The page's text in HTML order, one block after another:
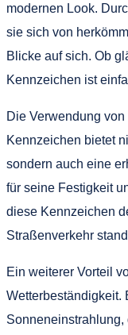
modernen Look.
sie sich von
Blicke auf sich. Ob
Kennzeichen ist
Die Verwendung
Kennzeichen bietet
sondern auch eine
für seine Festigkeit
diese Kennzeichen
Straßenverkehr
Ein weiterer Vorteil
Wetterbeständigkeit.